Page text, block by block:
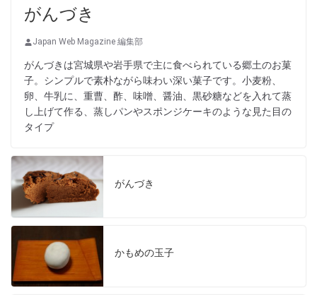
がんづき
Japan Web Magazine 編集部
がんづきは宮城県や岩手県で主に食べられている郷土のお菓
子。シンプルで素朴ながら味わい深い菓子です。小麦粉、
卵、牛乳に、重曹、酢、味噌、醤油、黒砂糖などを入れて蒸
し上げて作る、蒸しパンやスポンジケーキのような見た目の
タイプ
がんづき
かもめの玉子